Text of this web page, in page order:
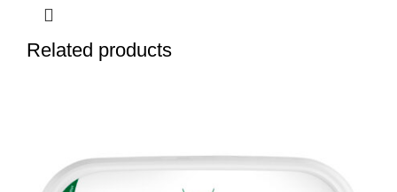
Related products